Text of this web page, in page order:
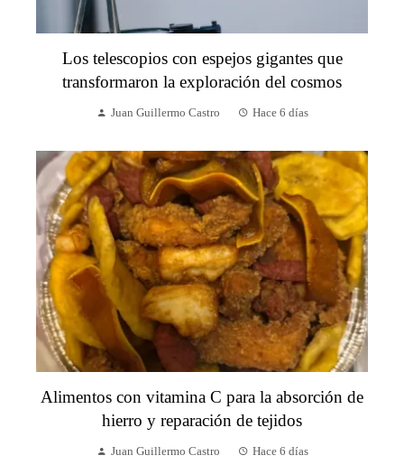
Los telescopios con espejos gigantes que
transformaron la exploración del cosmos
Juan Guillermo Castro Hace 6 días
Alimentos con vitamina C para la absorción de
hierro y reparación de tejidos
Juan Guillermo Castro Hace 6 días